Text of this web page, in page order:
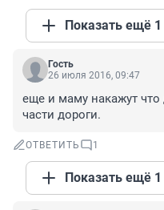
Показать ещё 1
Гость
26 июля 2016, 09:47
еще и маму накажут
части дороги.
ОТВЕТИТЬ 1
Показать ещё 1